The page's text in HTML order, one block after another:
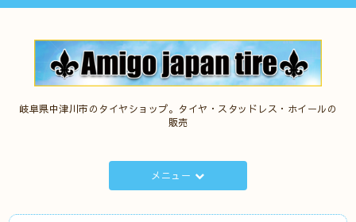
岐阜県中津川市のタイヤショップ。タイヤ・スタッドレス・ホイールの
販売
メニュー